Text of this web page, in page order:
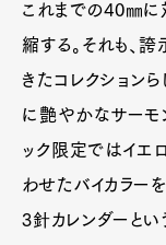
これまでの40㎜に
縮する。それも、
きたコレクション
に艶やかなサーモ
ック限定ではイエ
わせたバイカラー
3針カレンダーとい